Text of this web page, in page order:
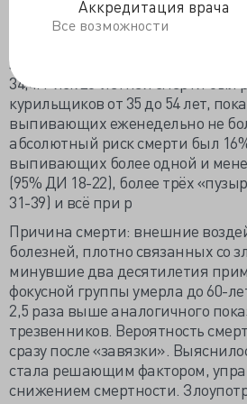
Аккредитация врача
Все возможности
пьющих мужчин от 35 до 54 лет
зависимости от выпитого,
34,4. Риск 20-летней смерти был
курильщиков от 35 до 54 лет,
выпивающих еженедельно не
абсолютный риск смерти был
выпивающих более одной и
(95% ДИ 18-22), более трёх
31-39) и всё при р
Причина смерти: внешние
болезней, плотно связанных со
минувшие два десятилетия
фокусной группы умерла до 60-
2,5 раза выше аналогичного
трезвенников. Вероятность
сразу после «завязки».
стала решающим фактором,
снижением смертности.